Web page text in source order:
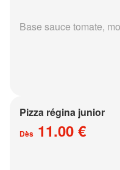
Base sauce tomate,
Pizza régina junior
Dès 11.00 €